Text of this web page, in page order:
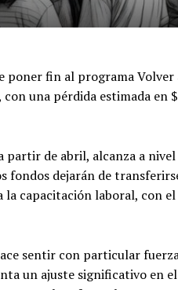
poner fin al programa
una pérdida estimada
partir de abril, alcanza a
fondos dejarán de
la capacitación laboral, con
sentir con particular
un ajuste significativo en